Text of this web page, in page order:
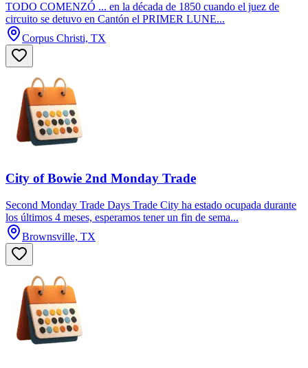
TODO COMENZÓ ... en la década de 1850 cuando el juez de
circuito se detuvo en Cantón el PRIMER LUNE...
Corpus Christi, TX
City of Bowie 2nd Monday Trade
Second Monday Trade Days Trade City ha estado ocupada durante
los últimos 4 meses, esperamos tener un fin de sema...
Brownsville, TX